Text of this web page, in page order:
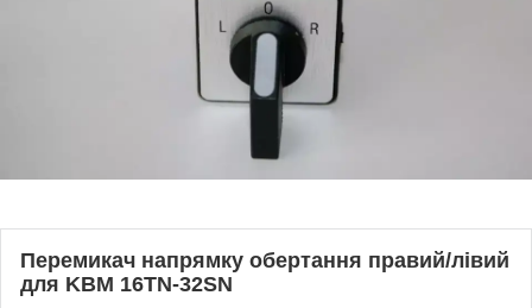
Перемикач напрямку обертання правий/лівий
для KBM 16TN-32SN